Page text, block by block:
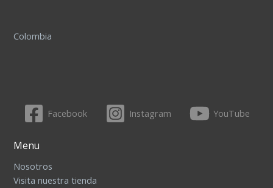
Colombia
Facebook Instagram YouTube
Menu
Nosotros
Visita nuestra tienda